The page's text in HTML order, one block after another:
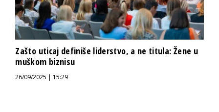
Zašto uticaj definiše liderstvo, a ne titula: Žene u
muškom biznisu
26/09/2025 | 15:29